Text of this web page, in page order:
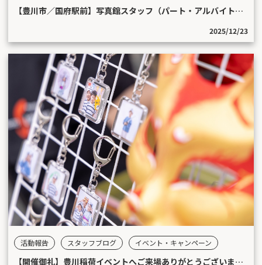
【豊川市／国府駅前】写真館スタッフ（パート・アルバイト）募集中！｜未経験OK・週2～
2025/12/23
活動報告 スタッフブログ イベント・キャンペーン
【開催御礼】豊川稲荷イベントへご来場ありがとうございました！｜お面作りワークショップ＆プロ撮影会